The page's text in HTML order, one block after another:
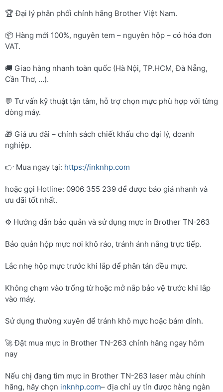
🏆 Đại lý phân phối chính hãng Brother Việt Nam.
📦 Hàng mới 100%, nguyên tem – nguyên hộp – có hóa đơn
VAT.
🚚 Giao hàng nhanh toàn quốc (Hà Nội, TP.HCM, Đà Nẵng,
Cần Thơ, …).
💬 Tư vấn kỹ thuật tận tâm, hỗ trợ chọn mực phù hợp với từng
dòng máy.
🎁 Giá ưu đãi – chính sách chiết khấu cho đại lý, doanh
nghiệp.
👉 Mua ngay tại: https://inknhp.com
hoặc gọi Hotline: 0906 355 239 để được báo giá nhanh và
ưu đãi tốt nhất.
⚙️ Hướng dẫn bảo quản và sử dụng mực in Brother TN-263
Bảo quản hộp mực nơi khô ráo, tránh ánh nắng trực tiếp.
Lắc nhẹ hộp mực trước khi lắp để phân tán đều mực.
Không chạm vào trống từ hoặc mở nắp bảo vệ trước khi lắp
vào máy.
Sử dụng thường xuyên để tránh khô mực hoặc bám dính.
🚀 Đặt mua mực in Brother TN-263 chính hãng ngay hôm
nay
Nếu chị đang tìm mực in Brother TN-263 laser màu chính
hãng, hãy chọn inknhp.com– địa chỉ uy tín được hàng ngàn